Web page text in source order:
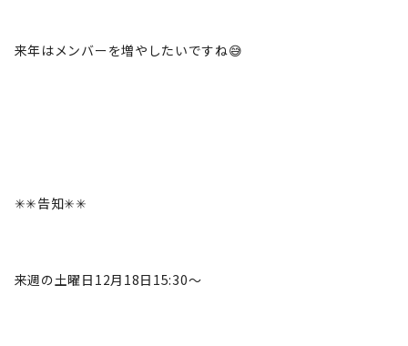
来年はメンバーを増やしたいですね😅
✳︎✳︎告知✳︎✳︎
来週の土曜日12月18日15:30〜